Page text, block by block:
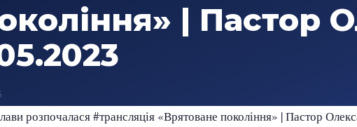
| Пастор
розпочалася #трансляція «Врятоване покоління» | Пастор